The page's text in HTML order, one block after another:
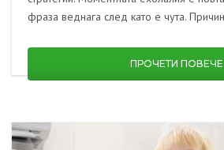
фраза веднага след като е чута.
ПРОЧЕТИ ПОВЕЧЕ